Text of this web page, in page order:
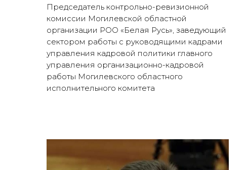
Председатель контрольно-ревизионной
комиссии Могилевской областной
организации РОО «Белая Русь», заведующий
сектором работы с руководящими кадрами
управления кадровой политики главного
управления организационно-кадровой
работы Могилевского областного
исполнительного комитета